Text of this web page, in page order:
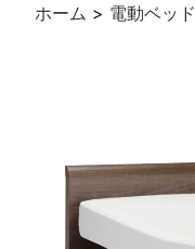
ホーム > 電動ベッド